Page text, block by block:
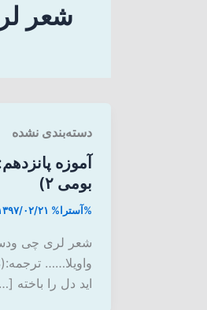
شعر
دسته‌بندی نشده
آموزه
بومی ۲)
%آسترا% ۱۳۹۷/۰۲/
شعر لری چی
واویلا……
اید دل را باخته